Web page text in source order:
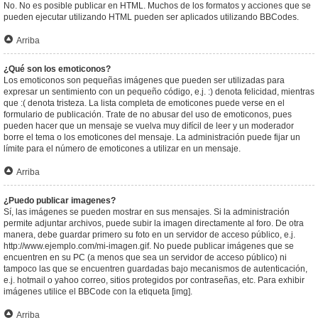
No. No es posible publicar en HTML. Muchos de los formatos y acciones que se
pueden ejecutar utilizando HTML pueden ser aplicados utilizando BBCodes.
Arriba
¿Qué son los emoticonos?
Los emoticonos son pequeñas imágenes que pueden ser utilizadas para
expresar un sentimiento con un pequeño código, e.j. :) denota felicidad, mientras
que :( denota tristeza. La lista completa de emoticones puede verse en el
formulario de publicación. Trate de no abusar del uso de emoticonos, pues
pueden hacer que un mensaje se vuelva muy difícil de leer y un moderador
borre el tema o los emoticones del mensaje. La administración puede fijar un
límite para el número de emoticones a utilizar en un mensaje.
Arriba
¿Puedo publicar imagenes?
Sí, las imágenes se pueden mostrar en sus mensajes. Si la administración
permite adjuntar archivos, puede subir la imagen directamente al foro. De otra
manera, debe guardar primero su foto en un servidor de acceso público, e.j.
http://www.ejemplo.com/mi-imagen.gif. No puede publicar imágenes que se
encuentren en su PC (a menos que sea un servidor de acceso público) ni
tampoco las que se encuentren guardadas bajo mecanismos de autenticación,
e.j. hotmail o yahoo correo, sitios protegidos por contraseñas, etc. Para exhibir
imágenes utilice el BBCode con la etiqueta [img].
Arriba